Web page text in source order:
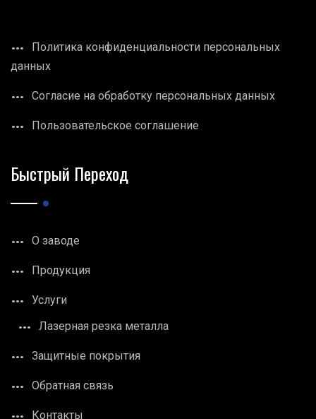
Политика конфиденциальности персональных
данных
Согласие на обработку персональных данных
Пользовательское соглашение
Быстрый Переход
О заводе
Продукция
Услуги
Лазерная резка металла
Защитные покрытия
Обратная связь
Контакты